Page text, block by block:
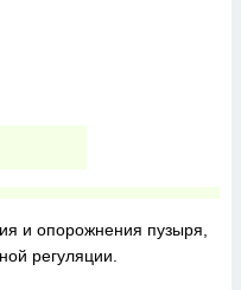
и опорожнения пузыря,
регуляции.